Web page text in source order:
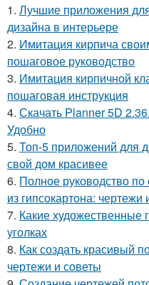
1. Лучшие приложения
дизайна в интерьере
2. Имитация кирпича
пошаговое руководство
3. Имитация кирпичной
пошаговая инструкция
4. Скачать Planner 5D
Удобно
5. Топ-5 приложений для
свой дом красивее
6. Полное руководство
из гипсокартона: чертежи
7. Какие художественные
уголках
8. Как создать красивый
чертежи и советы